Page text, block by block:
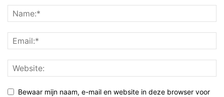
Bewaar mijn naam, e-mail en website in deze browser voor